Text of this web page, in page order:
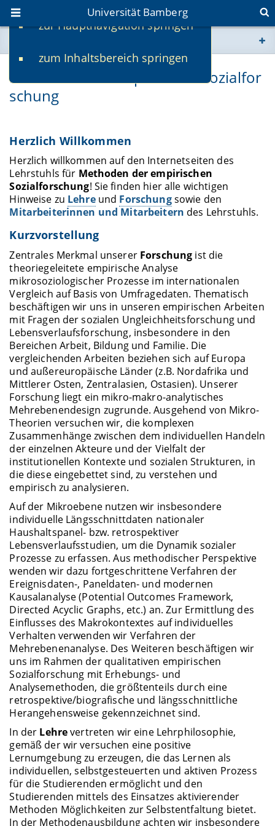
zur Hauptnavigation springen
zum Inhaltsbereich springen
Universität Bamberg
www.uni-bamberg.de
Methoden der empirischen Sozialfor
schung
Herzlich Willkommen
Herzlich willkommen auf den Internetseiten des
Lehrstuhls für Methoden der empirischen
Sozialforschung! Sie finden hier alle wichtigen
Hinweise zu Lehreund Forschungsowie den
Mitarbeiterinnen und Mitarbeitern des Lehrstuhls.
Kurzvorstellung
Zentrales Merkmal unserer Forschung ist die
theoriegeleitete empirische Analyse
mikrosoziologischer Prozesse im internationalen
Vergleich auf Basis von Umfragedaten. Thematisch
beschäftigen wir uns in unseren empirischen Arbeiten
mit Fragen der sozialen Ungleichheitsforschung und
Lebensverlaufsforschung, insbesondere in den
Bereichen Arbeit, Bildung und Familie. Die
vergleichenden Arbeiten beziehen sich auf Europa
und außereuropäische Länder (z.B. Nordafrika und
Mittlerer Osten, Zentralasien, Ostasien). Unserer
Forschung liegt ein mikro-makro-analytisches
Mehrebenendesign zugrunde. Ausgehend von Mikro-
Theorien versuchen wir, die komplexen
Zusammenhänge zwischen dem individuellen Handeln
der einzelnen Akteure und der Vielfalt der
institutionellen Kontexte und sozialen Strukturen, in
die diese eingebettet sind, zu verstehen und
empirisch zu analysieren.
Auf der Mikroebene nutzen wir insbesondere
individuelle Längsschnittdaten nationaler
Haushaltspanel- bzw. retrospektiver
Lebensverlaufsstudien, um die Dynamik sozialer
Prozesse zu erfassen. Aus methodischer Perspektive
wenden wir dazu fortgeschrittene Verfahren der
Ereignisdaten-, Paneldaten- und modernen
Kausalanalyse (Potential Outcomes Framework,
Directed Acyclic Graphs, etc.) an. Zur Ermittlung des
Einflusses des Makrokontextes auf individuelles
Verhalten verwenden wir Verfahren der
Mehrebenenanalyse. Des Weiteren beschäftigen wir
uns im Rahmen der qualitativen empirischen
Sozialforschung mit Erhebungs- und
Analysemethoden, die größtenteils durch eine
retrospektive/biografische und längsschnittliche
Herangehensweise gekennzeichnet sind.
In der Lehrevertreten wir eine Lehrphilosophie,
gemäß der wir versuchen eine positive
Lernumgebung zu erzeugen, die das Lernen als
individuellen, selbstgesteuerten und aktiven Prozess
für die Studierenden ermöglicht und den
Studierenden mittels des Einsatzes aktivierender
Methoden Möglichkeiten zur Selbstentfaltung bietet.
In der Methodenausbildung achten wir insbesondere